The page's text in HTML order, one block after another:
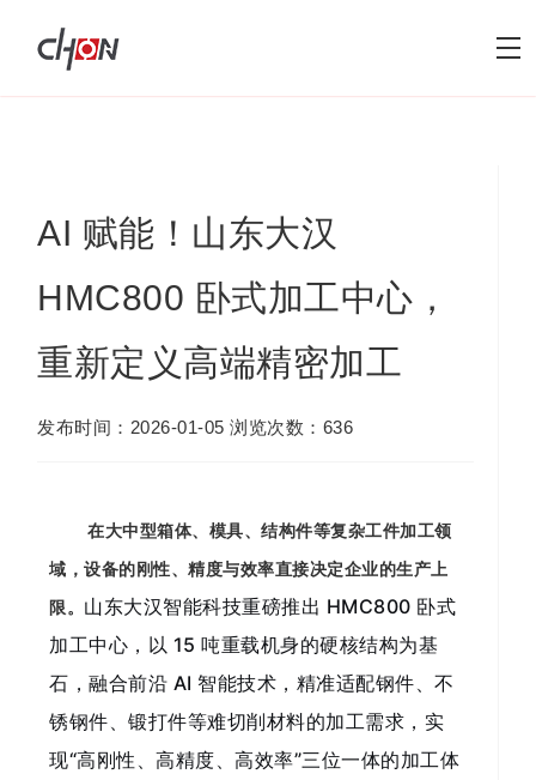
AI 赋能！山东大汉
HMC800 卧式加工中心，
重新定义高端精密加工
发布时间：2026-01-05 浏览次数：636
在大中型箱体、模具、结构件等复杂工件加工领
域，设备的刚性、精度与效率直接决定企业的生产上
限。 山东大汉智能科技重磅推出 HMC800 卧式
加工中心，以 15 吨重载机身的硬核结构为基
石，融合前沿 AI 智能技术，精准适配钢件、不
锈钢件、锻打件等难切削材料的加工需求，实
现“高刚性、高精度、高效率”三位一体的加工体